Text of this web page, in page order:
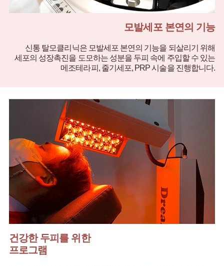
모발세포 본연의 기능
신통 탈모클리닉은 모발세포 본연의 기능을 되살리기 위해
세포의 성장촉진을 도모하는 성분을 두피 속에 주입할 수 있는
메조테라피, 줄기세포, PRP 시술을 진행합니다.
건강한 두피를 위한
프로그램